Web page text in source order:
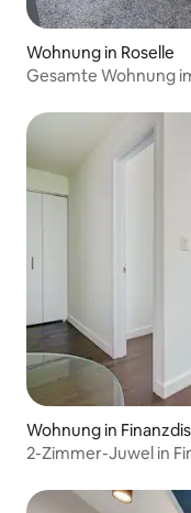
Wohnung in Roselle
Gesamte Wohnung
Wohnung in
2-Zimmer-Juwel in